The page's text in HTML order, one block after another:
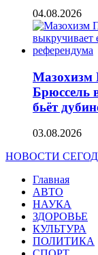
04.08.2026
Мазохизм
Брюссель
бьёт
03.08.2026
НОВОСТИ
Главная
АВТО
НАУКА
ЗДОРОВЬЕ
КУЛЬТУРА
ПОЛИТИКА